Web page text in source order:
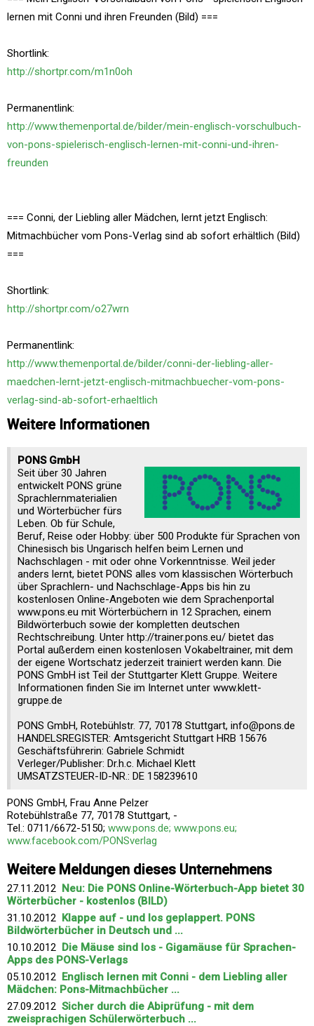
lernen mit Conni und ihren Freunden (Bild) ===
Shortlink:
http://shortpr.com/m1n0oh
Permanentlink:
http://www.themenportal.de/bilder/mein-englisch-vorschulbuch-
von-pons-spielerisch-englisch-lernen-mit-conni-und-ihren-
freunden
=== Conni, der Liebling aller Mädchen, lernt jetzt Englisch:
Mitmachbücher vom Pons-Verlag sind ab sofort erhältlich (Bild)
===
Shortlink:
http://shortpr.com/o27wrn
Permanentlink:
http://www.themenportal.de/bilder/conni-der-liebling-aller-
maedchen-lernt-jetzt-englisch-mitmachbuecher-vom-pons-
verlag-sind-ab-sofort-erhaeltlich
Weitere Informationen
PONS GmbH
Seit über 30 Jahren
entwickelt PONS grüne
Sprachlernmaterialien
und Wörterbücher fürs
Leben. Ob für Schule,
Beruf, Reise oder Hobby: über 500 Produkte für Sprachen von
Chinesisch bis Ungarisch helfen beim Lernen und
Nachschlagen - mit oder ohne Vorkenntnisse. Weil jeder
anders lernt, bietet PONS alles vom klassischen Wörterbuch
über Sprachlern- und Nachschlage-Apps bis hin zu
kostenlosen Online-Angeboten wie dem Sprachenportal
www.pons.eu mit Wörterbüchern in 12 Sprachen, einem
Bildwörterbuch sowie der kompletten deutschen
Rechtschreibung. Unter http://trainer.pons.eu/ bietet das
Portal außerdem einen kostenlosen Vokabeltrainer, mit dem
der eigene Wortschatz jederzeit trainiert werden kann. Die
PONS GmbH ist Teil der Stuttgarter Klett Gruppe. Weitere
Informationen finden Sie im Internet unter www.klett-
gruppe.de
PONS GmbH, Rotebühlstr. 77, 70178 Stuttgart, info@pons.de
HANDELSREGISTER: Amtsgericht Stuttgart HRB 15676
Geschäftsführerin: Gabriele Schmidt
Verleger/Publisher: Dr.h.c. Michael Klett
UMSATZSTEUER-ID-NR.: DE 158239610
PONS GmbH, Frau Anne Pelzer
Rotebühlstraße 77, 70178 Stuttgart, -
Tel.: 0711/6672-5150; www.pons.de; www.pons.eu;
www.facebook.com/PONSverlag
Weitere Meldungen dieses Unternehmens
27.11.2012 Neu: Die PONS Online-Wörterbuch-App bietet 30
Wörterbücher - kostenlos (BILD)
31.10.2012 Klappe auf - und los geplappert. PONS
Bildwörterbücher in Deutsch und ...
10.10.2012 Die Mäuse sind los - Gigamäuse für Sprachen-
Apps des PONS-Verlags
05.10.2012 Englisch lernen mit Conni - dem Liebling aller
Mädchen: Pons-Mitmachbücher ...
27.09.2012 Sicher durch die Abiprüfung - mit dem
zweisprachigen Schülerwörterbuch ...